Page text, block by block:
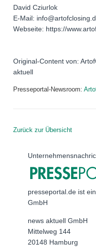
David Cziurlok
E-Mail:
Webseite: https://
Original-Content von:
aktuell
Presseportal-Newsroom:
Zurück zur Übersicht
presseportal.de ist
GmbH
news aktuell GmbH
Mittelweg 144
20148 Hamburg